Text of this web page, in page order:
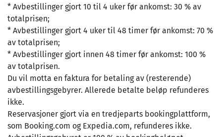
* Avbestillinger gjort 10 til 4 uker før ankomst: 30 % av
totalprisen;
* Avbestillinger gjort 4 uker til 48 timer før ankomst: 70 %
av totalprisen;
* Avbestillinger gjort innen 48 timer før ankomst: 100 %
av totalprisen.
Du vil motta en faktura for betaling av (resterende)
avbestillingsgebyrer. Allerede betalte beløp refunderes
ikke.
Reservasjoner gjort via en tredjeparts bookingplattform,
som Booking.com og Expedia.com, refunderes ikke.